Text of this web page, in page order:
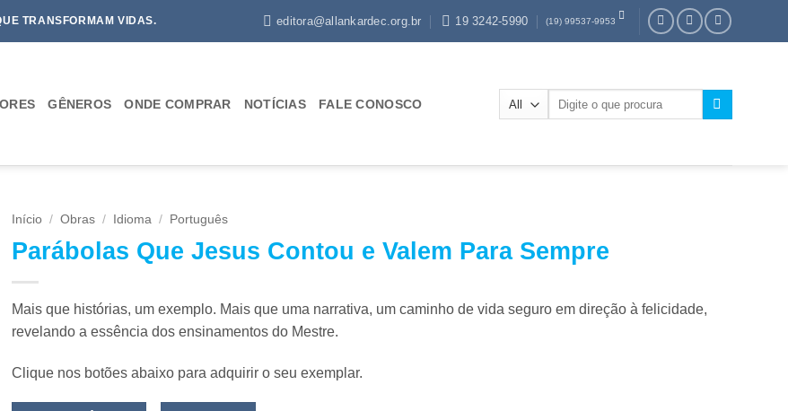
TRANSFORMAM VIDAS. editora@allankardec.org.br 19 3242-5990 (19) 99537-9953
GÊNEROS ONDE COMPRAR NOTÍCIAS FALE CONOSCO
Início / Obras / Idioma / Português
Parábolas Que Jesus Contou e Valem Para Sempre
Mais que histórias, um exemplo. Mais que uma narrativa, um caminho de vida seguro em direção à felicidade,
revelando a essência dos ensinamentos do Mestre.
Clique nos botões abaixo para adquirir o seu exemplar.